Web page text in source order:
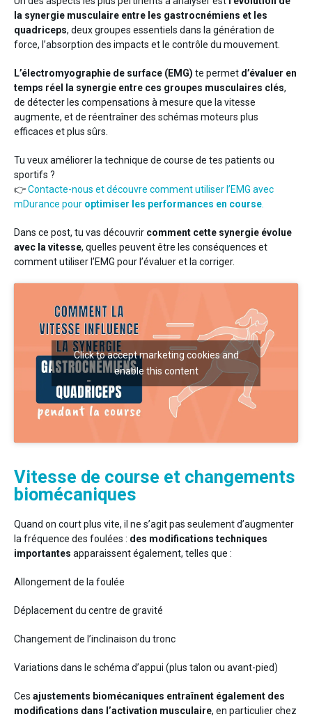
Derrière mDurance
la synergie musculaire entre les gastrocnémiens et les
quadriceps, deux groupes essentiels dans la génération de
force, l’absorption des impacts et le contrôle du mouvement.
L’électromyographie de surface (EMG) te permet d’évaluer en
temps réel la synergie entre ces groupes musculaires clés,
de détecter les compensations à mesure que la vitesse
augmente, et de réentraîner des schémas moteurs plus
efficaces et plus sûrs.
Tu veux améliorer la technique de course de tes patients ou
sportifs ?
👉Contacte-nous et découvre comment utiliser l’EMG avec
mDurance pour optimiser les performances en course
Dans ce post, tu vas découvrir comment cette synergie évolue
avec la vitesse, quelles peuvent être les conséquences et
comment utiliser l’EMG pour l’évaluer et la corriger.
Click to accept marketing cookies and
enable this content
Vitesse de course et changements
biomécaniques
Quand on court plus vite, il ne s’agit pas seulement d’augmenter
la fréquence des foulées : des modifications techniques
importantes apparaissent également, telles que :
Allongement de la foulée
Déplacement du centre de gravité
Changement de l’inclinaison du tronc
Variations dans le schéma d’appui (plus talon ou avant-pied)
Ces ajustements biomécaniques entraînent également des
modifications dans l’activation musculaire, en particulier chez